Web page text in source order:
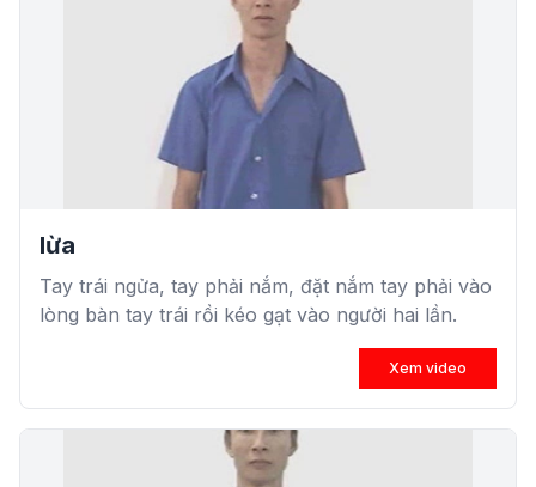
lừa
Tay trái ngửa, tay phải nắm, đặt nắm tay phải vào
lòng bàn tay trái rồi kéo gạt vào người hai lần.
Xem video